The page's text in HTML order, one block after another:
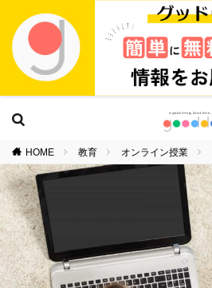
HOME 教育 オンライン授業